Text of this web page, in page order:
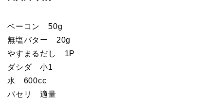
ベーコン 50g
無塩バター 20g
やすまるだし 1P
ダシダ 小1
水 600cc
パセリ 適量